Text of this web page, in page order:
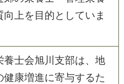
向上を目的としていま
養士会旭川支部は、地
健康増進に寄与するた